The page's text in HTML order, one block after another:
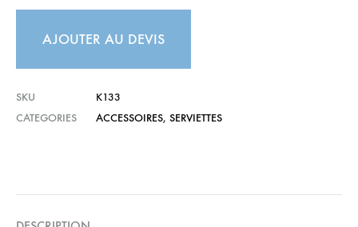
AJOUTER AU DEVIS
SKU
K133
CATEGORIES
ACCESSOIRES, SERVIETTES